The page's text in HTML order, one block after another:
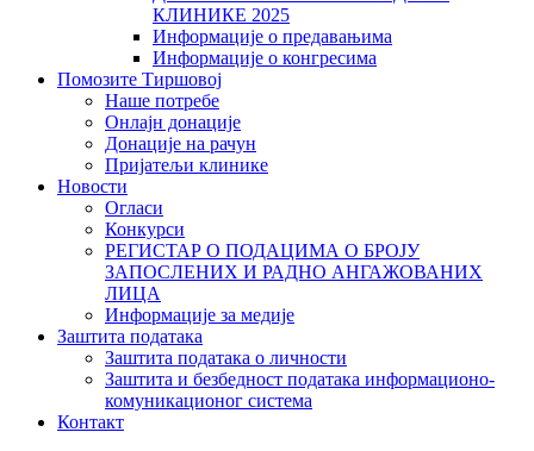
КЛИНИКЕ 2025
Информације о предавањима
Информације о конгресима
Помозите Тиршовој
Наше потребе
Онлајн донације
Донације на рачун
Пријатељи клинике
Новости
Огласи
Конкурси
РЕГИСТАР О ПОДАЦИМА О БРОЈУ
ЗАПОСЛЕНИХ И РАДНО АНГАЖОВАНИХ
ЛИЦА
Информације за медије
Заштита података
Заштита података о личности
Заштита и безбедност података информационо-
комуникационог система
Контакт